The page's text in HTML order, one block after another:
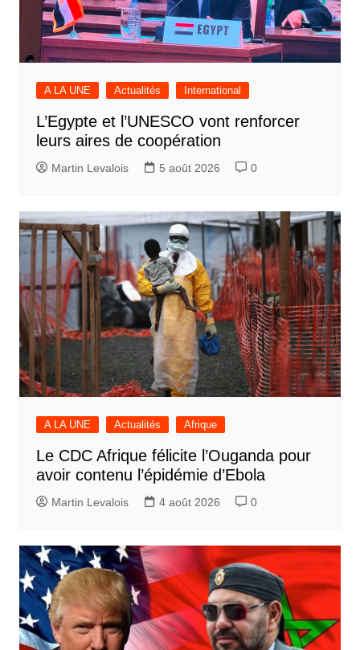
A LA UNE Actualités International
L’Egypte et l’UNESCO vont renforcer
leurs aires de coopération
Martin Levalois 5 août 2026 0
A LA UNE Actualités Afrique
Le CDC Afrique félicite l’Ouganda pour
avoir contenu l’épidémie d’Ebola
Martin Levalois 4 août 2026 0